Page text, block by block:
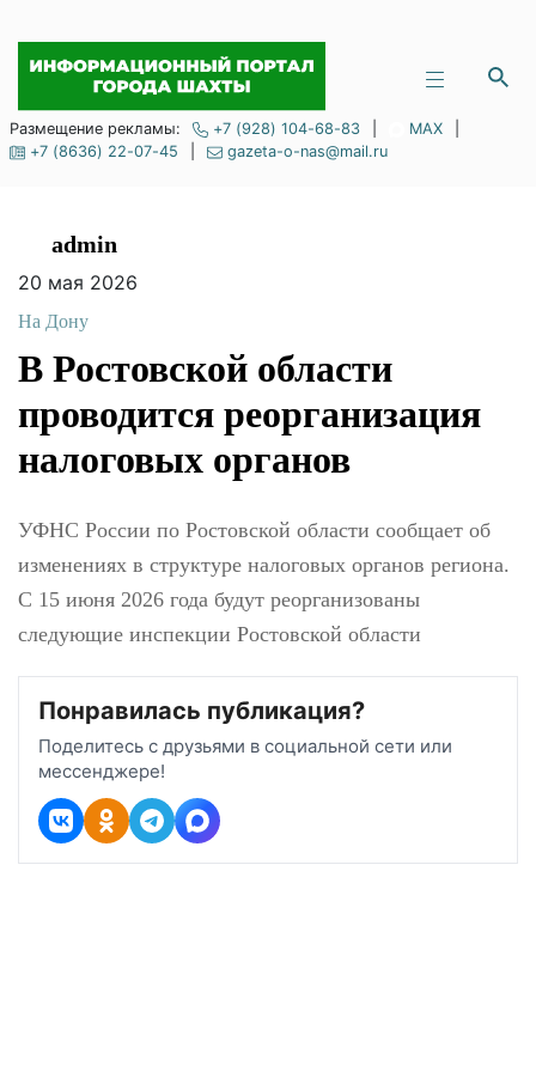
Размещение рекламы: +7 (928) 104-68-83 MAX
+7 (8636) 22-07-45
gazeta-o-nas@mail.ru
admin
20 мая 2026
На Дону
В Ростовской области
проводится
реорганизация
УФНС России по Ростовской области
сообщает об изменениях в структуре
налоговых органов региона. С 15 июня 2026
года будут реорганизованы следующие
инспекции Ростовской области
Понравилась публикация?
Поделитесь с друзьями в социальной сети или
мессенджере!